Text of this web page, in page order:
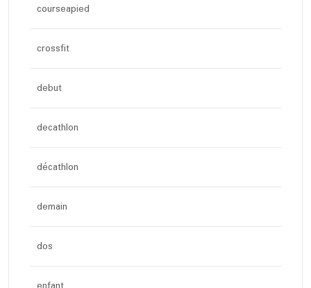
courseapied
crossfit
debut
decathlon
décathlon
demain
dos